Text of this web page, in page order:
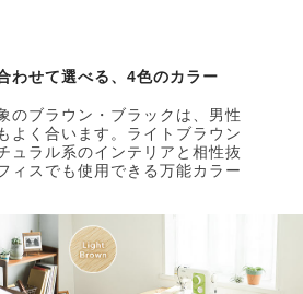
わせて選べる、4色のカラー
のブラウン・ブラックは、男性
よく合います。ライトブラウン
ュラル系のインテリアと相性抜
ィスでも使用できる万能カラー